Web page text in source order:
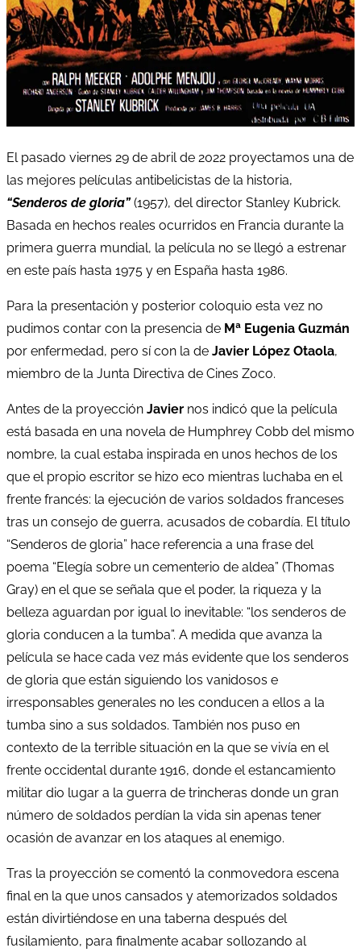
El pasado viernes 29 de abril de 2022 proyectamos una de
las mejores películas antibelicistas de la historia,
“Senderos de gloria”(1957), del director Stanley Kubrick.
Basada en hechos reales ocurridos en Francia durante la
primera guerra mundial, la película no se llegó a estrenar
en este país hasta 1975 y en España hasta 1986.
Para la presentación y posterior coloquio esta vez no
pudimos contar con la presencia de Mª Eugenia Guzmán
por enfermedad, pero sí con la de Javier López Otaola,
miembro de la Junta Directiva de Cines Zoco.
Antes de la proyección Javier nos indicó que la película
está basada en una novela de Humphrey Cobb del mismo
nombre, la cual estaba inspirada en unos hechos de los
que el propio escritor se hizo eco mientras luchaba en el
frente francés: la ejecución de varios soldados franceses
tras un consejo de guerra, acusados de cobardía. El título
“Senderos de gloria” hace referencia a una frase del
poema “Elegía sobre un cementerio de aldea” (Thomas
Gray) en el que se señala que el poder, la riqueza y la
belleza aguardan por igual lo inevitable: “los senderos de
gloria conducen a la tumba”. A medida que avanza la
película se hace cada vez más evidente que los senderos
de gloria que están siguiendo los vanidosos e
irresponsables generales no les conducen a ellos a la
tumba sino a sus soldados. También nos puso en
contexto de la terrible situación en la que se vivía en el
frente occidental durante 1916, donde el estancamiento
militar dio lugar a la guerra de trincheras donde un gran
número de soldados perdían la vida sin apenas tener
ocasión de avanzar en los ataques al enemigo.
Tras la proyección se comentó la conmovedora escena
final en la que unos cansados y atemorizados soldados
están divirtiéndose en una taberna después del
fusilamiento, para finalmente acabar sollozando al